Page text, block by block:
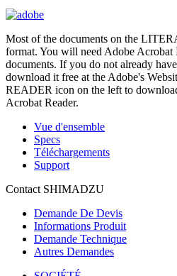
Most of the documents on the
format. You will need Adobe Acrobat
documents. If you do not already
download it free at the Adobe's
READER icon on the left to
Acrobat Reader.
Vue d'ensemble
Specs
Téléchargements
Support
Contact SHIMADZU
Demande De Devis
Informations Produit
Demande Technique
Autres Demandes